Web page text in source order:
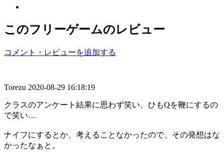
このフリーゲームのレビュー
コメント・レビューを追加する
Torezu 2020-08-29 16:18:19
クラスのアンケート結果に思わず笑い、ひもQを鞭にするの
で笑い…
ナイフにするとか、考えることなかったので、その発想はな
かったなぁと。